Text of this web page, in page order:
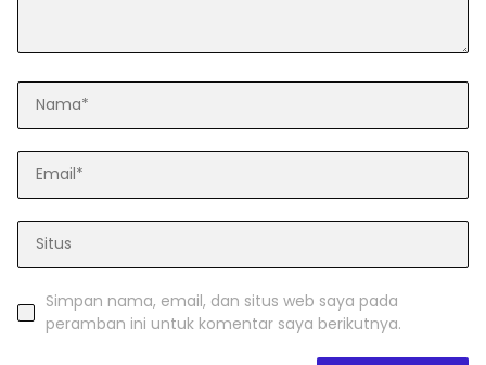
Simpan nama, email, dan situs web saya pada
peramban ini untuk komentar saya berikutnya.